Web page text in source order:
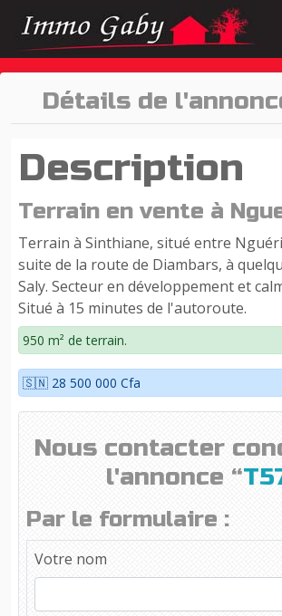
Détails de
Description
Terrain en vente à
Terrain à Sinthiane, situé entre
suite de la route de Diambars, à
Saly. Secteur en développement et
Situé à 15 minutes de l'autoroute.
950 m² de terrain.
🇸🇳 28 500 000 Cfa
Nous contacter
l'annonce “
Par le formulaire :
Votre nom